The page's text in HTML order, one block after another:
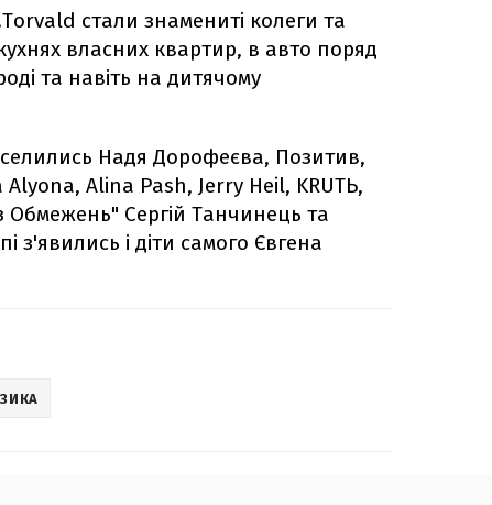
стали знамениті колеги та
власних квартир, в авто поряд
та навіть на дитячому
Надя Дорофеєва, Позитив,
Alina Pash, Jerry Heil, KRUTЬ,
Обмежень" Сергій Танчинець та
з'явились і діти самого Євгена